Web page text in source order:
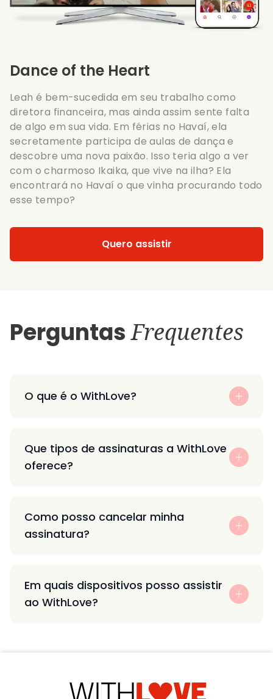
Dance of the Heart
Leah é bem-sucedida em seu trabalho como
diretora financeira, mas ainda assim sente falta
de algo em sua vida. Em férias no Havaí, ela
secretamente participa de aulas de dança e
descobre uma nova paixão. Isso teria algo a ver
com o charmoso Ikaika, que vive na ilha? Ela
encontrará no Havaí o que vinha procurando todo
esse tempo?
Quero assistir
PerguntasFrequentes
O que é o WithLove?
Que tipos de assinaturas a WithLove
oferece?
Como posso cancelar minha
assinatura?
Em quais dispositivos posso assistir
ao WithLove?